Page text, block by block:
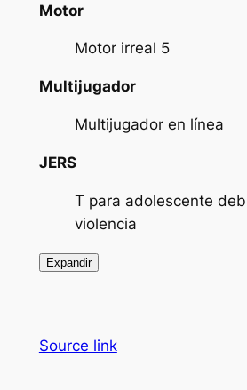
Motor
Motor irreal 5
Multijugador
Multijugador en línea
JERS
T para adolescente
violencia
Expandir
Source link